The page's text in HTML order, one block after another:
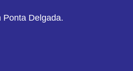
Ponta Delgada.